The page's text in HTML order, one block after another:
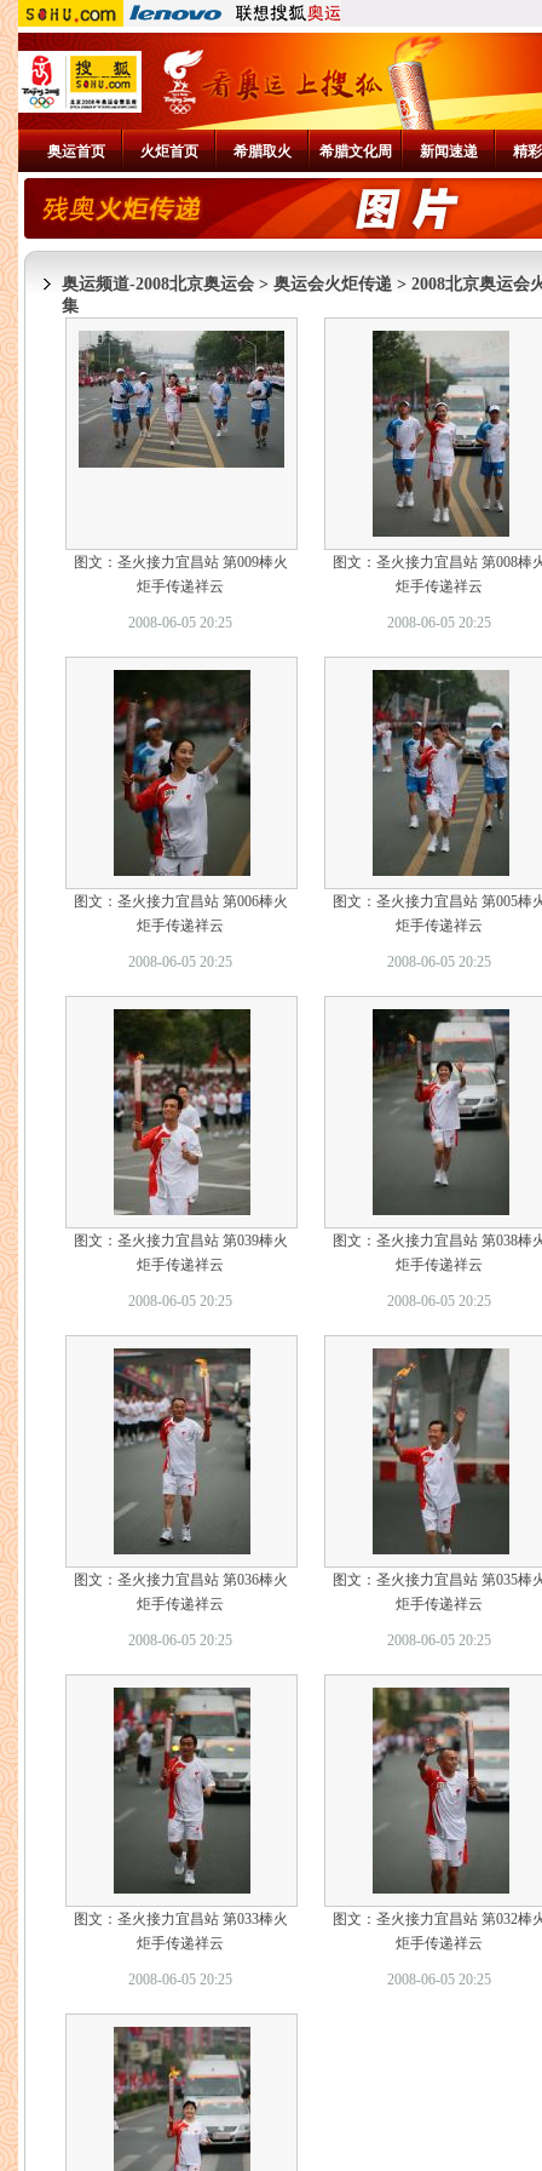
奥运首页 火炬首页 希腊取火 希腊文化周 新闻速递 精
奥运频道-2008北京奥运会 > 奥运会火炬传递 > 2008北京奥运会
集
图文：圣火接力宜昌站 第009棒火
炬手传递祥云
2008-06-05 20:25
图文：圣火接力宜昌站 第008棒
炬手传递祥云
2008-06-05 20:25
图文：圣火接力宜昌站 第006棒火
炬手传递祥云
2008-06-05 20:25
图文：圣火接力宜昌站 第005棒
炬手传递祥云
2008-06-05 20:25
图文：圣火接力宜昌站 第039棒火
炬手传递祥云
2008-06-05 20:25
图文：圣火接力宜昌站 第038棒
炬手传递祥云
2008-06-05 20:25
图文：圣火接力宜昌站 第036棒火
炬手传递祥云
2008-06-05 20:25
图文：圣火接力宜昌站 第035棒
炬手传递祥云
2008-06-05 20:25
图文：圣火接力宜昌站 第033棒火
炬手传递祥云
2008-06-05 20:25
图文：圣火接力宜昌站 第032棒
炬手传递祥云
2008-06-05 20:25